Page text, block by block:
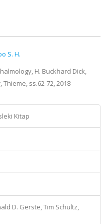
S. H.
H. Buckhard Dick,
ss.62-72, 2018
Kitap
D. Gerste, Tim Schultz,